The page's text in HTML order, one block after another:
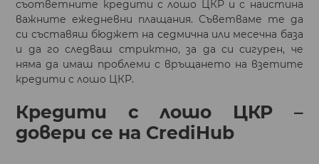
съответните кредити с лошо ЦКР и с наистина
важните ежедневни плащания. Съветваме те да
си съставяш бюджет на седмична или месечна база
и да го следваш стриктно, за да си сигурен, че
няма да имаш проблеми с връщането на взетите
кредити с лошо ЦКР.
Кредити с лошо ЦКР –
довери се на CrediHub